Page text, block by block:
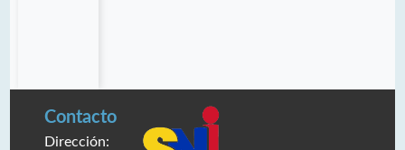
Contacto
Dirección: